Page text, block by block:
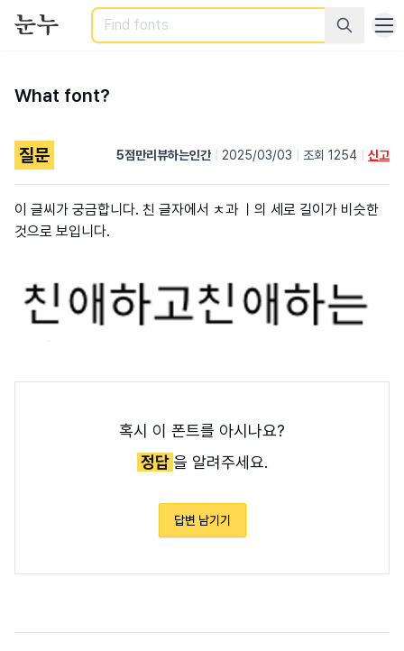
Search
What font?
질문 5점만리뷰하는인간 2025/03/03 조회 1254 신고
이 글씨가 궁금합니다. 친 글자에서 ㅊ과 ㅣ의 세로 길이가 비슷한
것으로 보입니다.
혹시 이 폰트를 아시나요?
정답을 알려주세요.
답변 남기기